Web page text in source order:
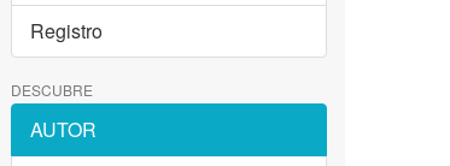
Registro
DESCUBRE
AUTOR